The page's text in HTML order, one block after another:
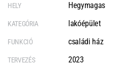
HELY Hegymagas
KATEGÓRIA lakóépület
FUNKCIÓ családi ház
TERVEZÉS 2023